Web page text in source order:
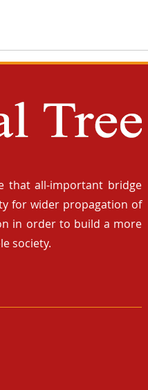
that all-important bridge
for wider propagation of
in order to build a more
society.